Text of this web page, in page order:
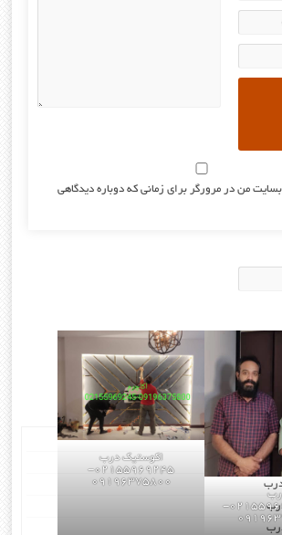
من در مرورگر برای زمانی که دوباره دیدگاهی
چرمی02155969245-
اکوستیک درب
02155969245-
09196375800
نوشته‌های تازه